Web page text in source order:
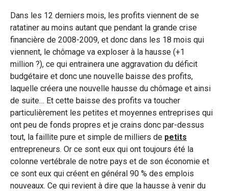
Dans les 12 derniers mois, les profits viennent de se
ratatiner au moins autant que pendant la grande crise
financière de 2008-2009, et donc dans les 18 mois qui
viennent, le chômage va exploser à la hausse (+1
million ?), ce qui entrainera une aggravation du déficit
budgétaire et donc une nouvelle baisse des profits,
laquelle créera une nouvelle hausse du chômage et ainsi
de suite… Et cette baisse des profits va toucher
particulièrement les petites et moyennes entreprises qui
ont peu de fonds propres et je crains donc par-dessus
tout, la faillite pure et simple de milliers de petits
entrepreneurs. Or ce sont eux qui ont toujours été la
colonne vertébrale de notre pays et de son économie et
ce sont eux qui créent en général 90 % des emplois
nouveaux. Ce qui revient à dire que la hausse à venir du